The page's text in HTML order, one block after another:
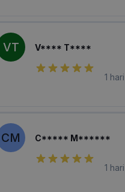
VT V**** T****
1
CM C***** M******
1